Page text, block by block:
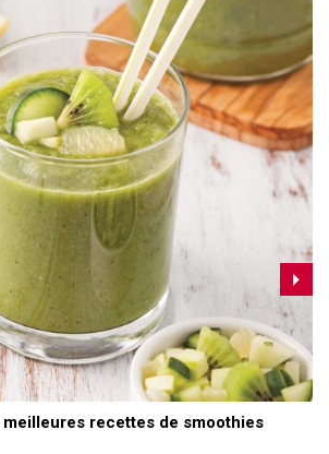
meilleures recettes de smoothies